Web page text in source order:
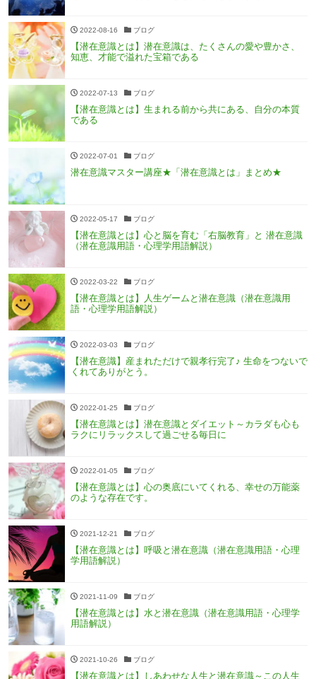
2022-08-16 ブログ
【潜在意識とは】潜在意識は、たくさんの愛や豊かさ、
知恵、才能で溢れた宝箱である
2022-07-13 ブログ
【潜在意識とは】生まれる前から共にある、自分の本質
である
2022-07-01 ブログ
潜在意識マスター講座★「潜在意識とは」まとめ★
2022-05-17 ブログ
【潜在意識とは】心と脳を育む「右脳教育」と 潜在意識
（潜在意識用語・心理学用語解説）
2022-03-22 ブログ
【潜在意識とは】⼈⽣ゲームと潜在意識（潜在意識用
語・心理学用語解説）
2022-03-03 ブログ
【潜在意識】産まれただけで親孝行完了♪ 生命をつないで
くれてありがとう。
2022-01-25 ブログ
【潜在意識とは】潜在意識とダイエット～カラダも心も
ラクにリラックスして過ごせる毎日に
2022-01-05 ブログ
【潜在意識とは】心の奥底にいてくれる、幸せの万能薬
のような存在です。
2021-12-21 ブログ
【潜在意識とは】呼吸と潜在意識（潜在意識用語・心理
学用語解説）
2021-11-09 ブログ
【潜在意識とは】水と潜在意識（潜在意識用語・心理学
用語解説）
2021-10-26 ブログ
【潜在意識とは】しあわせな人生と潜在意識～この人生